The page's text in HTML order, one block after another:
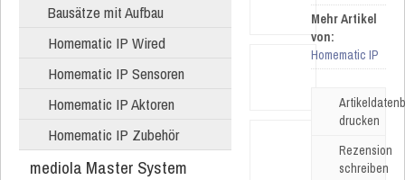
Bausätze mit Aufbau
Homematic IP Wired
Homematic IP Sensoren
Homematic IP Aktoren
Homematic IP Zubehör
mediola Master System
Mehr Artikel
von:
Homematic IP
drucken
Rezension
schreiben